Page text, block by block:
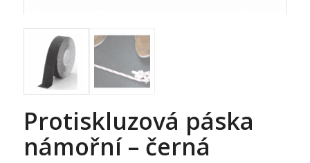
Protiskluzová páska
námořní – černá